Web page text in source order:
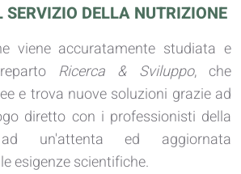
DELLA NUTRIZIONE
viene accuratamente studiata e
Ricerca & Sviluppo, che
e trova nuove soluzioni grazie ad
diretto con i professionisti della
un'attenta ed aggiornata
esigenze scientifiche.